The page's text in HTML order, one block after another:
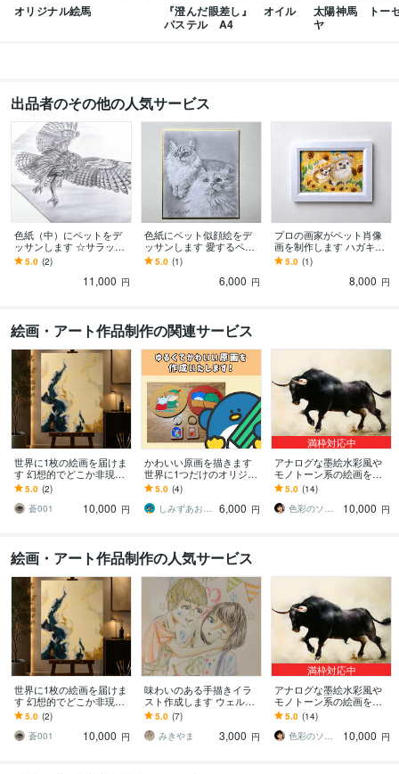
オリジナル絵馬
『澄んだ眼差し』 オイル
パステル A4
太陽神馬 トー
ヤ
出品者のその他の人気サービス
色紙（中）にペットをデ
ッサンします ☆サラッと
タッチのペット似顔絵デ
ッサン☆
5.0 (2)
11,000 円
色紙にペット似顔絵をデ
ッサンします 愛するペッ
トの絵を飾って、愛情&運
気アップ！
5.0 (1)
6,000 円
プロの画家がペット肖像
画を制作します ハガキサ
イズでお手軽価格の本格
アート
5.0 (1)
8,000 円
絵画・アート作品制作の関連サービス
世界に1枚の絵画を届けま
す 幻想的でどこか非現実
的な絵画を
5.0 (2)
蒼001
10,000 円
かわいい原画を描きます
世界に1つだけのオリジナ
ル原画を作成しません
か？
5.0 (4)
しみずあおい【イラストレーター】
6,000 円
満枠対応中
アナログな墨絵水彩風や
モノトーン系の絵画を描
きます 現代アート的な滲
み表現やシルエット画な
ど単体限定の特別版です
5.0 (14)
色彩のソムリエ（画家）
10,000 円
絵画・アート作品制作の人気サービス
世界に1枚の絵画を届けま
す 幻想的でどこか非現実
的な絵画を
5.0 (2)
蒼001
10,000 円
味わいのある手描きイラ
スト作成します ウェルカ
ムボード、似顔絵、イン
テリア等用途に合ったイ
ラスト
5.0 (7)
みきやま
3,000 円
満枠対応中
アナログな墨絵水彩風や
モノトーン系の絵画を描
きます 現代アート的な滲
み表現やシルエット画な
ど単体限定の特別版です
5.0 (14)
色彩のソムリエ（画家）
10,000 円